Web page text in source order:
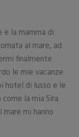
e la mamma di
al mare, ad
finalmente
le mie vacanze
hotel di lusso e le
la mia Sira
mi hanno